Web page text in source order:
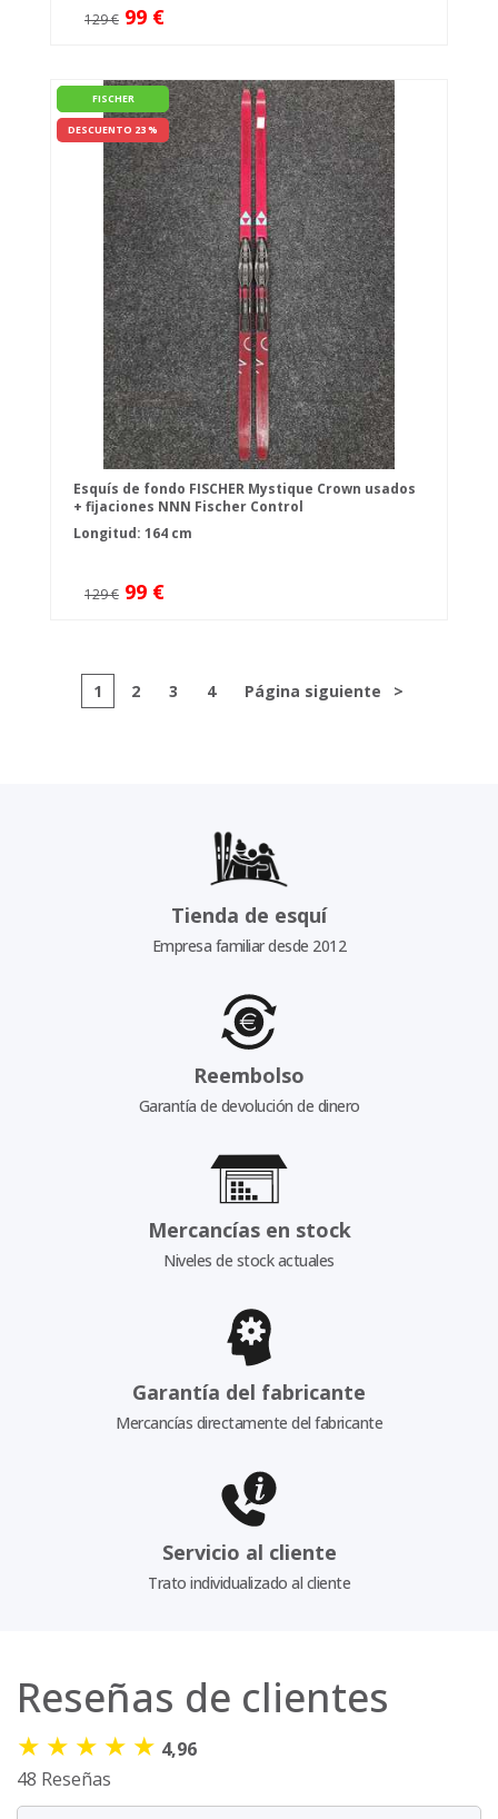
129 € 99 €
FISCHER
DESCUENTO 23 %
Esquís de fondo FISCHER Mystique Crown usados
+ fijaciones NNN Fischer Control
Longitud: 164 cm
129 € 99 €
1 2 3 4 Página siguiente >
Tienda de esquí
Empresa familiar desde 2012
Reembolso
Garantía de devolución de dinero
Mercancías en stock
Niveles de stock actuales
Garantía del fabricante
Mercancías directamente del fabricante
Servicio al cliente
Trato individualizado al cliente
Reseñas de clientes
★ ★ ★ ★ ★ 4,96
48 Reseñas